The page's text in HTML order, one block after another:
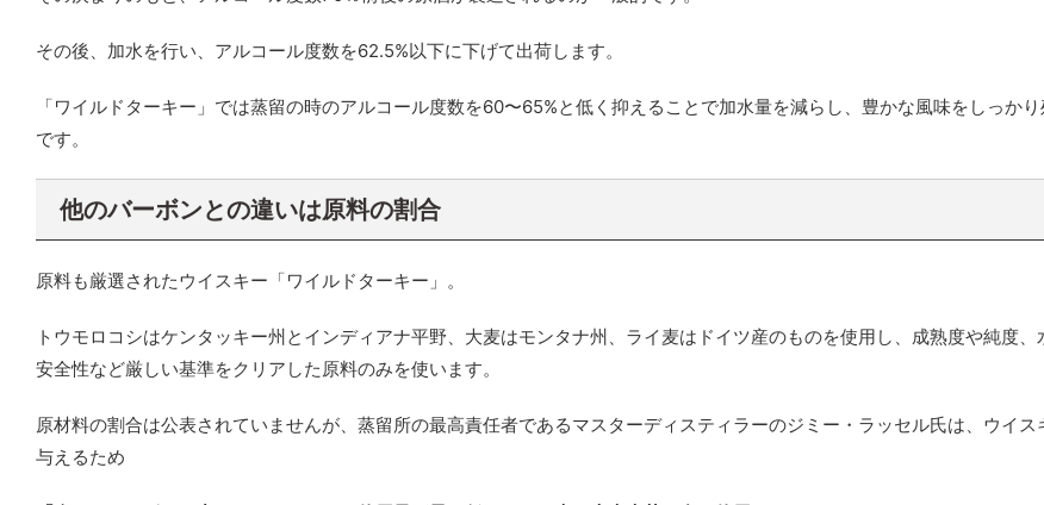
その後、加水を行い、アルコール度数を62.5%以下に下げて出荷します。
「ワイルドターキー」では蒸留の時のアルコール度数を60〜65%と低く抑えることで加水量を減らし、豊かな風味をしっか
です。
他のバーボンとの違いは原料の割合
原料も厳選されたウイスキー「ワイルドターキー」。
トウモロコシはケンタッキー州とインディアナ平野、大麦はモンタナ州、ライ麦はドイツ産のものを使用し、成熟度や純度、
安全性など厳しい基準をクリアした原料のみを使います。
原材料の割合は公表されていませんが、蒸留所の最高責任者であるマスターディスティラーのジミー・ラッセル氏は、ウイス
与えるため